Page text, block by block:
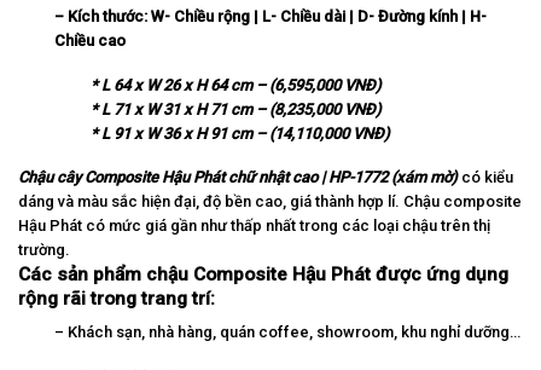
– Kích thước: W- Chiều rộng | L- Chiều d ài | D- Đường kính | H-
Chiều cao
* L 64 x W 26 x H 64 cm – (6,595,000 VNĐ)
* L 71 x W 31 x H 71 cm – (8,235,000 VNĐ)
* L 91 x W 36 x H 91 cm – (14,110,000 VNĐ)
Chậu cây Composite Hậu Phát chữ nhật cao | HP-1772 (xám mờ)có kiểu
dáng và màu sắc hiện đại, độ bền cao, giá thành hợp lí. Chậu composite
Hậu Phát có mức giá gần như thấp nhất trong các loại chậu trên thị
trường.
Các sản phẩm chậu Composite Hậu Phát được ứng dụng
rộng rãi trong trang trí:
– Khách sạn, nhà hàng, quán coffee, showroom, khu nghỉ dưỡng…